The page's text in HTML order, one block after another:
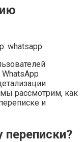
whatsapp
рассмотрим, как
и
переписки?